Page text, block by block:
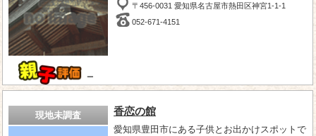
－
〒456-0031 愛知県名古屋市熱田区神宮1-1-1
052-671-4151
現地未調査 香恋の館
愛知県豊田市にある子供とお出かけスポットで